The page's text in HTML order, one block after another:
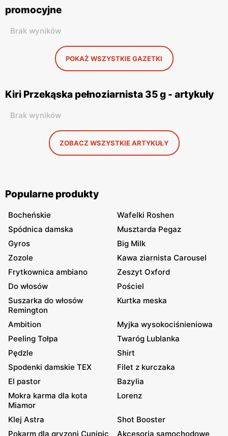
promocyjne
Brak wyników
POKAŻ WSZYSTKIE GAZETKI
Kiri Przekąska pełnoziarnista 35 g - artykuły
Brak wyników
ZOBACZ WSZYSTKIE ARTYKUŁY
Popularne produkty
Bocheńskie
Wafelki Roshen
Spódnica damska
Musztarda Pegaz
Gyros
Big Milk
Zozole
Kawa ziarnista Carousel
Frytkownica ambiano
Zeszyt Oxford
Do włosów
Pościel
Suszarka do włosów
Remington
Kurtka meska
Ambition
Myjka wysokociśnieniowa
Peeling Tołpa
Twaróg Lublanka
Pędzle
Shirt
Spodenki damskie TEX
Filet z kurczaka
El pastor
Bazylia
Mokra karma dla kota
Miamor
Lorenz
Klej Astra
Shot Booster
Pokarm dla gryzoni Cunipic
Akcesoria samochodowe